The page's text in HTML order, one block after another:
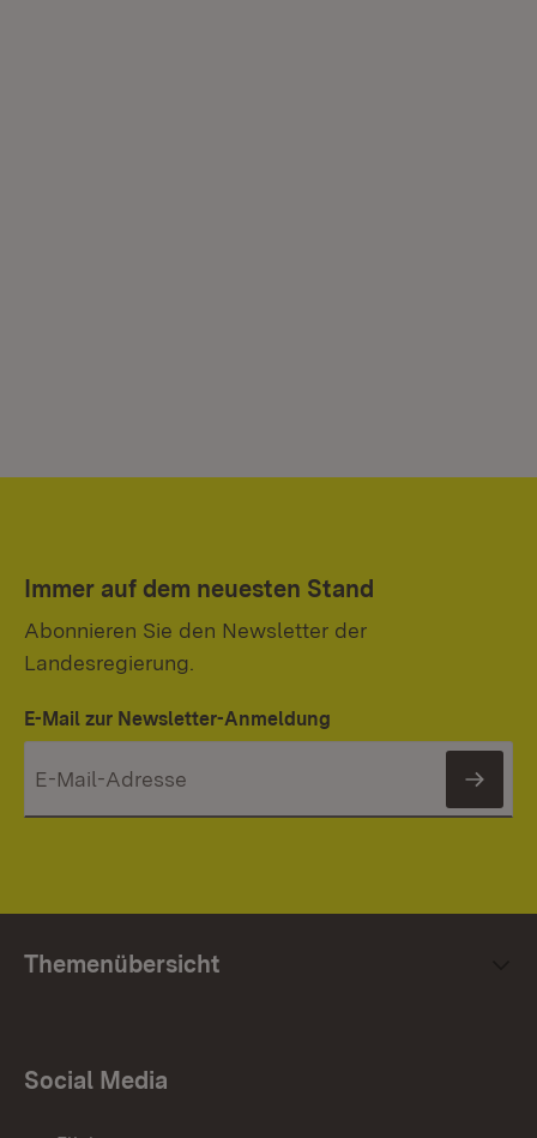
Immer auf dem neuesten Stand
Abonnieren Sie den Newsletter der
Landesregierung.
E-Mail zur Newsletter-Anmeldung
Themenübersicht
Social Media